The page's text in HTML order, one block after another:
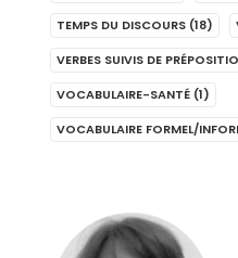
TEMPS DU DISCOURS (18)
VERBES SUIVIS DE
VOCABULAIRE-SANTÉ (1)
VOCABULAIRE FORMEL/